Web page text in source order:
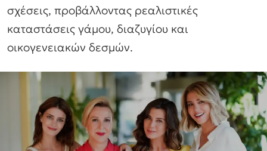
σχέσεις, προβάλλοντας ρεαλιστικές
καταστάσεις γάμου, διαζυγίου και
οικογενειακών δεσμών.